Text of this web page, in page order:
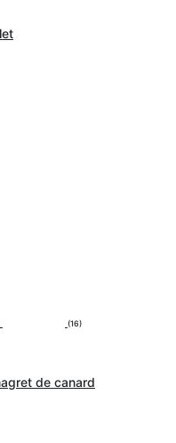
(16)